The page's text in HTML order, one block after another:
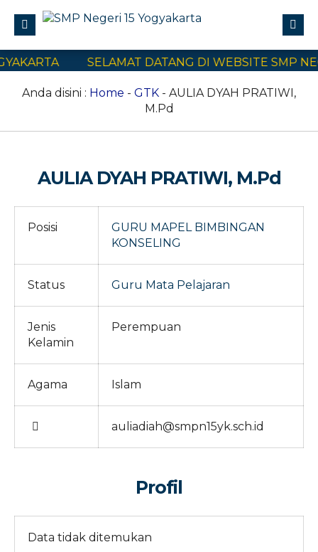
Profile
Civitas Akademika
SPMB
SELAMAT DATANG DI WEBSITE SMP
Anda disini : Home - GTK - AULIA DYAH PRATIWI,
M.Pd
AULIA DYAH PRATIWI, M.Pd
Posisi
GURU MAPEL BIMBINGAN
KONSELING
Status Guru Mata Pelajaran
Jenis
Kelamin
Perempuan
Agama Islam
auliadiah@smpn15yk.sch.id
Profil
Data tidak ditemukan